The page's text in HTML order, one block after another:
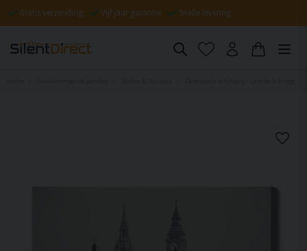
Gratis verzending Vijf jaar garantie Snelle levering